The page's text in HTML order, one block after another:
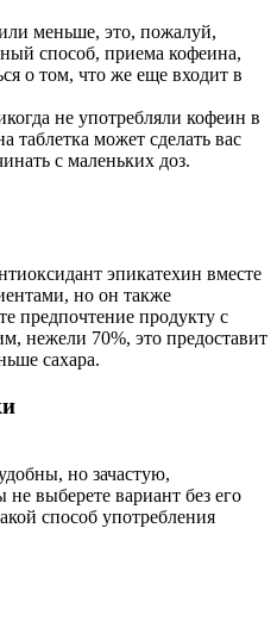
меньше, это, пожалуй,
способ, приема кофеина,
о том, что же еще входит в
не употребляли кофеин в
таблетка может сделать вас
с маленьких доз.
эпикатехин вместе
но он также
предпочтение продукту с
нежели 70%, это предоставит
сахара.
но зачастую,
выберете вариант без его
способ употребления